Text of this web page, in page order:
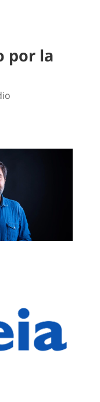
por la